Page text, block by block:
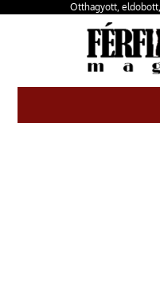
Otthagyott,